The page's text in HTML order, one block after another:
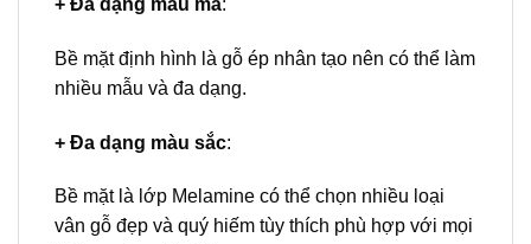
+ Đa dạng mẫu mã:
Bề mặt định hình là gỗ ép nhân tạo nên có thể làm
nhiều mẫu và đa dạng.
+ Đa dạng màu sắc:
Bề mặt là lớp Melamine có thể chọn nhiều loại
vân gỗ đẹp và quý hiếm tùy thích phù hợp với mọi